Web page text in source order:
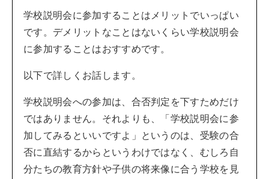
学校説明会に参加することはメリットでいっぱい
です。デメリットなことはないくらい学校説明会
に参加することはおすすめです。
以下で詳しくお話します。
学校説明会への参加は、合否判定を下すためだけ
ではありません。それよりも、「学校説明会に参
加してみるといいですよ」というのは、受験の合
否に直結するからというわけではなく、むしろ自
分たちの教育方針や子供の将来像に合う学校を見